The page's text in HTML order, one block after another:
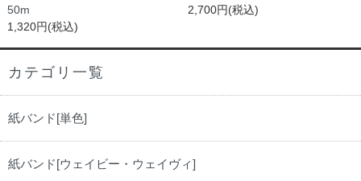
50m
1,320円(税込)
2,700円(税込)
カテゴリ一覧
紙バンド[単色]
紙バンド[ウェイビー・ウェイヴィ]